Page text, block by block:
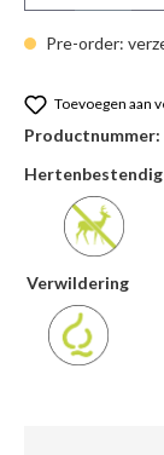
Pre-order:
Toevoegen aan
Productnummer:
Hertenbestendig
Verwildering